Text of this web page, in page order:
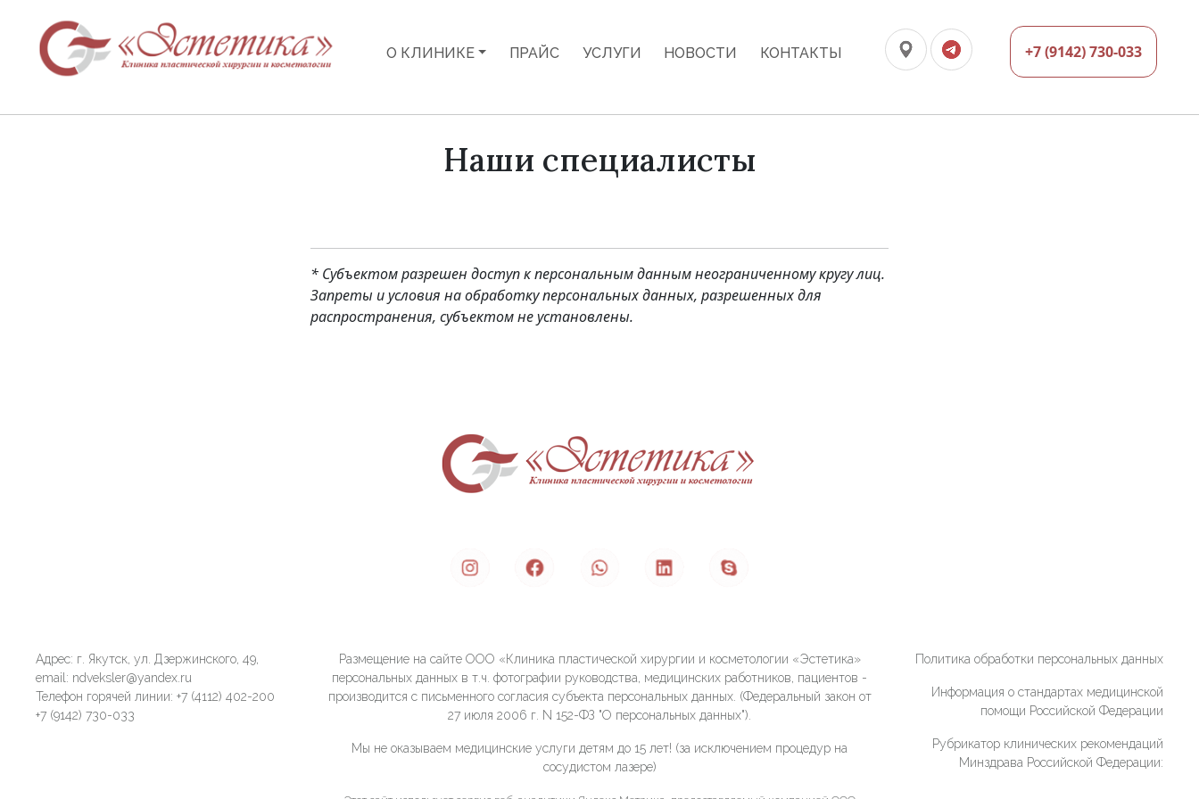
О КЛИНИКЕ ПРАЙС УСЛУГИ НОВОСТИ КОНТАКТЫ +7 (9142) 730-033
Наши специалисты
* Субъектом разрешен доступ к персональным данным неограниченному кругу лиц.
Запреты и условия на обработку персональных данных, разрешенных для
распространения, субъектом не установлены.
Адрес: г. Якутск, ул. Дзержинского, 49,
email: ndveksler@yandex.ru
Телефон горячей линии: +7 (4112) 402-200
+7 (9142) 730-033
Размещение на сайте ООО «Клиника пластической хирургии и косметологии «Эстетика»
персональных данных в т.ч. фотографии руководства, медицинских работников, пациентов -
производится с письменного согласия субъекта персональных данных. (Федеральный закон от
27 июля 2006 г. N 152-ФЗ "О персональных данных").
Мы не оказываем медицинские услуги детям до 15 лет! (за исключением процедур на
сосудистом лазере)
Политика обработки персональных данных
Информация о стандартах медицинской
помощи Российской Федерации
Рубрикатор клинических рекомендаций
Минздрава Российской Федерации: